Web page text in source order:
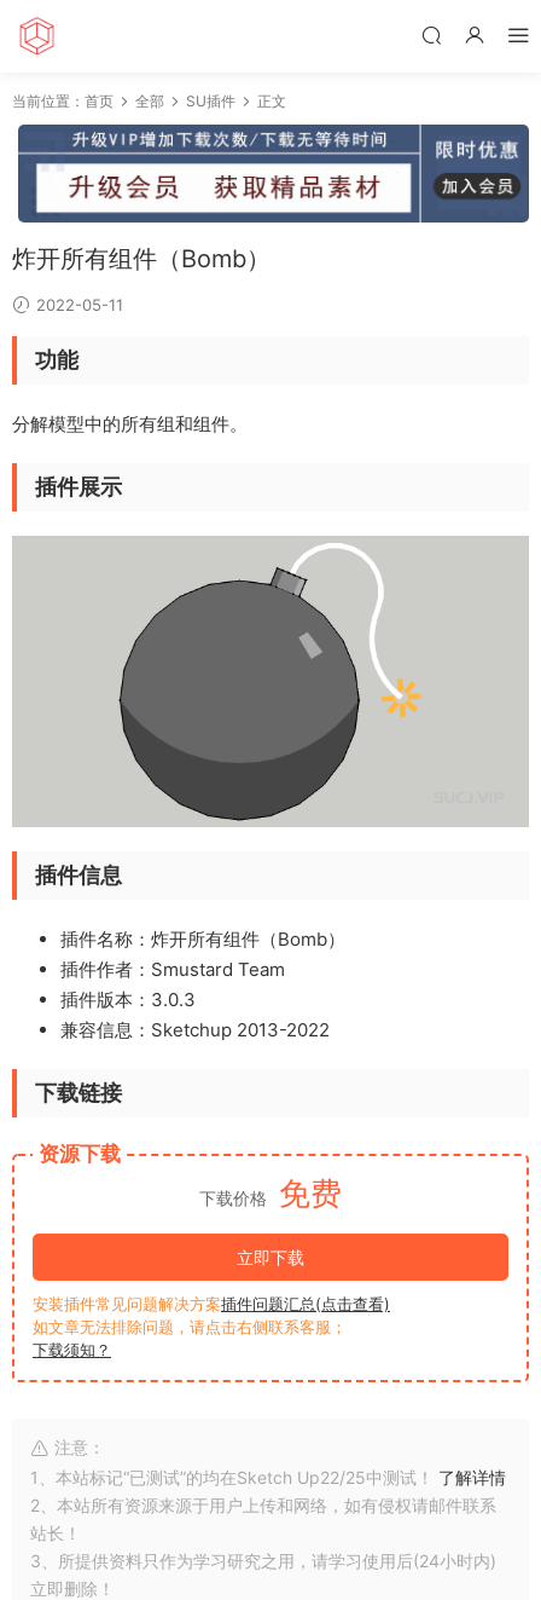
当前位置： 首页 全部 SU插件 正文
炸开所有组件（Bomb）
2022-05-11
功能
分解模型中的所有组和组件。
插件展示
插件信息
插件名称：炸开所有组件（Bomb）
插件作者：Smustard Team
插件版本：3.0.3
兼容信息：Sketchup 2013-2022
下载链接
资源下载
下载价格 免费
立即下载
安装插件常见问题解决方案插件问题汇总(点击查看)
如文章无法排除问题，请点击右侧联系客服；
下载须知？
注意：
1、本站标记“已测试”的均在Sketch Up22/25中测试！ 了解详情
2、本站所有资源来源于用户上传和网络，如有侵权请邮件联系
站长！
3、所提供资料只作为学习研究之用，请学习使用后(24小时内)
立即删除！